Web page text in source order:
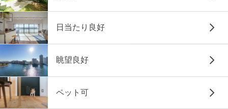
日当たり良好
眺望良好
ペット可